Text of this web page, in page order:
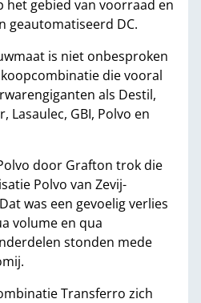
het gebied van voorraad en
geautomatiseerd DC.
is niet onbesproken
die vooral
als Destil,
Lasaulec, GBI, Polvo en
door Grafton trok die
Polvo van Zevij-
was een gevoelig verlies
volume en qua
stonden mede
Transferro zich